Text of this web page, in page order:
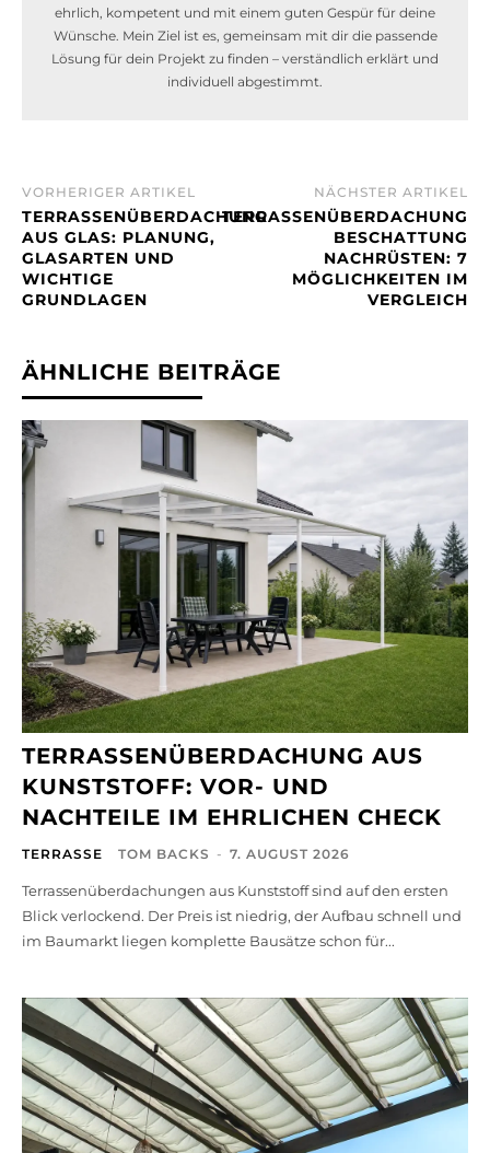
ehrlich, kompetent und mit einem guten Gespür für deine
Wünsche. Mein Ziel ist es, gemeinsam mit dir die passende
Lösung für dein Projekt zu finden – verständlich erklärt und
individuell abgestimmt.
VORHERIGER ARTIKEL
TERRASSENÜBERDACHUNG
AUS GLAS: PLANUNG,
GLASARTEN UND
WICHTIGE
GRUNDLAGEN
NÄCHSTER ARTIKEL
TERRASSENÜBERDACHUNG
BESCHATTUNG
NACHRÜSTEN: 7
MÖGLICHKEITEN IM
VERGLEICH
ÄHNLICHE BEITRÄGE
TERRASSENÜBERDACHUNG AUS
KUNSTSTOFF: VOR- UND
NACHTEILE IM EHRLICHEN CHECK
TERRASSE TOM BACKS - 7. AUGUST 2026
Terrassenüberdachungen aus Kunststoff sind auf den ersten
Blick verlockend. Der Preis ist niedrig, der Aufbau schnell und
im Baumarkt liegen komplette Bausätze schon für...